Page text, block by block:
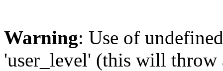
Warning: Use of
'user_level' (this will